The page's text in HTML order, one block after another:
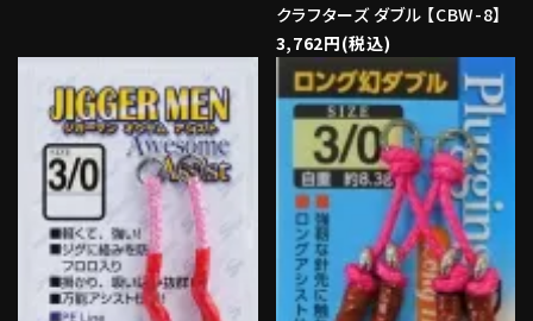
クラフターズ ダブル 【CBW-8】
3,762円(税込)